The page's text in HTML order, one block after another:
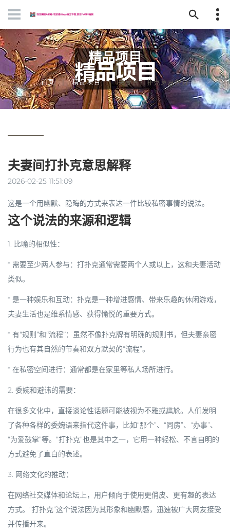
精品项目
首页 精品项目 夫妻间打扑克意思解释
夫妻间打扑克意思解释
2026-02-25 11:51:09
这是一个用幽默、隐晦的方式来表达一件比较私密事情的说法。
这个说法的来源和逻辑
1. 比喻的相似性：
* 需要至少两人参与：打扑克通常需要两个人或以上，这和夫妻活动
类似。
* 是一种娱乐和互动：扑克是一种增进感情、带来乐趣的休闲游戏，
夫妻生活也是维系情感、获得愉悦的重要方式。
* 有“规则”和“流程”：虽然不像扑克牌有明确的规则书，但夫妻亲密
行为也有其自然的节奏和双方默契的“流程”。
* 在私密空间进行：通常都是在家里等私人场所进行。
2. 委婉和避讳的需要：
在很多文化中，直接谈论性话题可能被视为不雅或尴尬。人们发明
了各种各样的委婉语来指代这件事，比如“那个”、“同房”、“办事”、
“为爱鼓掌”等。“打扑克”也是其中之一，它用一种轻松、不言自明的
方式避免了直白的表述。
3. 网络文化的推动：
在网络社交媒体和论坛上，用户倾向于使用更俏皮、更有趣的表达
方式。“打扑克”这个说法因为其形象和幽默感，迅速被广大网友接受
并传播开来。